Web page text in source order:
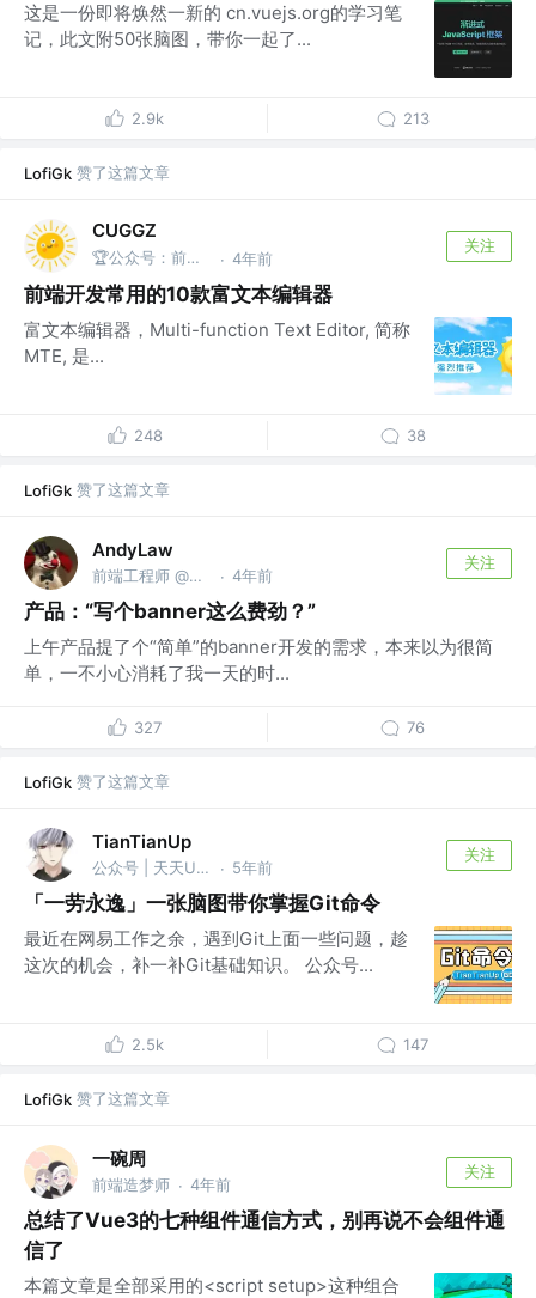
这是一份即将焕然一新的 cn.vuejs.org的学习笔
记，此文附50张脑图，带你一起了...
2.9k 213
LofiGk 赞了这篇文章
CUGGZ
🏆公众号：前端充电宝 · 4年前
关注
前端开发常用的10款富文本编辑器
富文本编辑器，Multi-function Text Editor, 简称
MTE, 是...
248 38
LofiGk 赞了这篇文章
AndyLaw
前端工程师 @某公司 · 4年前
关注
产品：“写个banner这么费劲？”
上午产品提了个“简单”的banner开发的需求，本来以为很简
单，一不小心消耗了我一天的时...
327 76
LofiGk 赞了这篇文章
TianTianUp
公众号 | 天天Up @腾讯 · 5年前
关注
「一劳永逸」一张脑图带你掌握Git命令
最近在网易工作之余，遇到Git上面一些问题，趁
这次的机会，补一补Git基础知识。 公众号...
2.5k 147
LofiGk 赞了这篇文章
一碗周
前端造梦师 · 4年前
关注
总结了Vue3的七种组件通信方式，别再说不会组件通
信了
本篇文章是全部采用的<script setup>这种组合